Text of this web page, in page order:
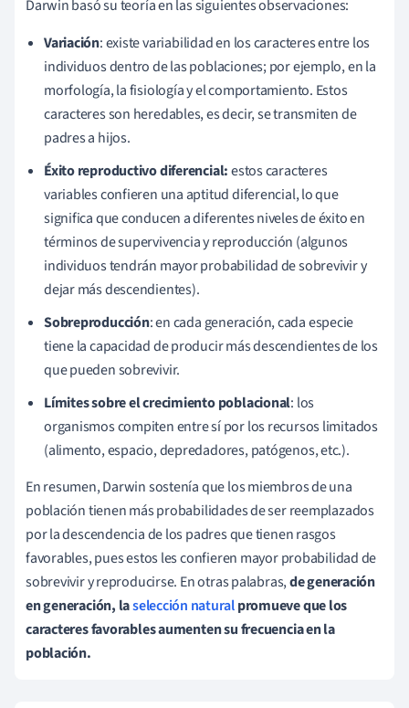
Darwin basó su teoría en las siguientes observaciones:
Variación: existe variabilidad en los caracteres entre los
individuos dentro de las poblaciones; por ejemplo, en la
morfología, la fisiología y el comportamiento. Estos
caracteres son heredables, es decir, se transmiten de
padres a hijos.
Éxito reproductivo diferencial:estos caracteres
variables confieren una aptitud diferencial, lo que
significa que conducen a diferentes niveles de éxito en
términos de supervivencia y reproducción (algunos
individuos tendrán mayor probabilidad de sobrevivir y
dejar más descendientes).
Sobreproducción: en cada generación, cada especie
tiene la capacidad de producir más descendientes de los
que pueden sobrevivir.
Límites sobre el crecimiento poblacional: los
organismos compiten entre sí por los recursos limitados
(alimento, espacio, depredadores, patógenos, etc.).
En resumen, Darwin sostenía que los miembros de una
población tienen más probabilidades de ser reemplazados
por la descendencia de los padres que tienen rasgos
favorables, pues estos les confieren mayor probabilidad de
sobrevivir y reproducirse. En otras palabras,de generación
en generación, laselección naturalpromueve que los
caracteres favorables aumenten su frecuencia en la
población.